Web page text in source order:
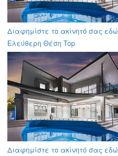
Διαφημίστε το ακίνητό σας εδώ
Ελεύθερη Θέση Top
Διαφημίστε το ακίνητό σας εδώ